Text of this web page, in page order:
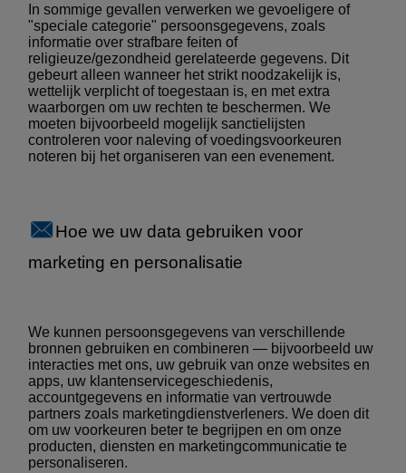
In sommige gevallen verwerken we gevoeligere of
"speciale categorie" persoonsgegevens, zoals
informatie over strafbare feiten of
religieuze/gezondheid gerelateerde gegevens. Dit
gebeurt alleen wanneer het strikt noodzakelijk is,
wettelijk verplicht of toegestaan is, en met extra
waarborgen om uw rechten te beschermen. We
moeten bijvoorbeeld mogelijk sanctielijsten
controleren voor naleving of voedingsvoorkeuren
noteren bij het organiseren van een evenement.
Hoe we uw data gebruiken voor
marketing en personalisatie
We kunnen persoonsgegevens van verschillende
bronnen gebruiken en combineren — bijvoorbeeld uw
interacties met ons, uw gebruik van onze websites en
apps, uw klantenservicegeschiedenis,
accountgegevens en informatie van vertrouwde
partners zoals marketingdienstverleners. We doen dit
om uw voorkeuren beter te begrijpen en om onze
producten, diensten en marketingcommunicatie te
personaliseren.